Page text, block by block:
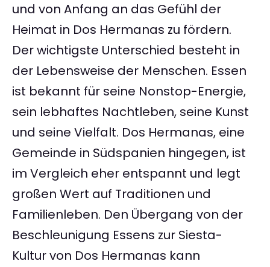
und von Anfang an das Gefühl der
Heimat in Dos Hermanas zu fördern.
Der wichtigste Unterschied besteht in
der Lebensweise der Menschen. Essen
ist bekannt für seine Nonstop-Energie,
sein lebhaftes Nachtleben, seine Kunst
und seine Vielfalt. Dos Hermanas, eine
Gemeinde in Südspanien hingegen, ist
im Vergleich eher entspannt und legt
großen Wert auf Traditionen und
Familienleben. Den Übergang von der
Beschleunigung Essens zur Siesta-
Kultur von Dos Hermanas kann